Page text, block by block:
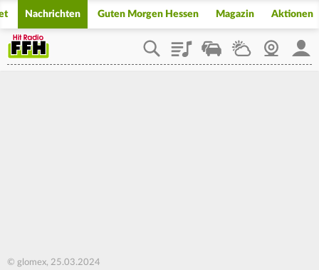
Nachrichten Guten Morgen Hessen Magazin Aktionen
PlaylistStaupilotWetterWebcam
© glomex, 25.03.2024